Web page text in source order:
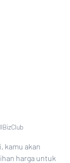
kamu akan
harga untuk